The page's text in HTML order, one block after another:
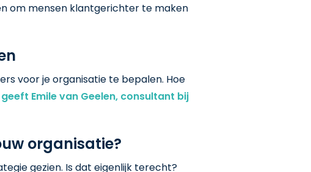
om mensen klantgerichter te maken
voor je organisatie te bepalen. Hoe
Emile van Geelen, consultant bij
organisatie?
gezien. Is dat eigenlijk terecht?